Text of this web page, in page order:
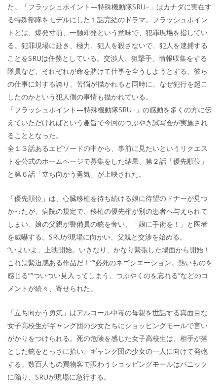
た。「フラッシュポイント—特殊機動隊SRU−」はカナダに実在す
る特殊部隊をモデルにした１話完結のドラマ。フラッシュポイン
トとは、爆発寸前、一触即発という意味で、犯罪現場を指してい
る。犯罪現場に赴き、極力、犯人を殺さないで、犯人を逮捕する
ことをSRUは任務としている。交渉人、狙撃手、情報収集をする
隊員など、それぞれが命を賭けて仕事を全うしようとする。彼ら
の仕事に対する誇り、苦悩が描かれると同時に、なぜ犯行を起こ
したのかという犯人側の事情も描かれている。
「フラッシュポイント—特殊機動隊SRU−」の感動を多くの方に伝
えていただければという趣旨で今回のつぶやき試写会が実施され
ることとなった。
全１３話あるエピソードの中から、事前に見たいというリクエス
トを公式のホームページで募集をした結果、第２話「優先順位」
と第６話「立ち向かう勇気」が上映された。
「優先順位」は、心臓移植を待ち続ける娘に待望のドナーが見つ
かったが、病院の規定で、移植の優先権が別の患者へ与えられて
しまい、娘の父親が警備員の銃を奪い、「娘に手術を！」と医者
を威嚇する。SRUが現場に向かい、父親と交渉を始める。
“いよいよ、上映開始。いきなり、かなり緊張した場面から開始！
これは緊迫感ある作品だ！”“必死のネゴシエーション。熱いものを
感じる”“ついつい見入ってしまう。つぶやくのを忘れる”などのコ
メントが続々、寄せられた。
「立ち向かう勇気」はアルコール中毒の母親を世話する真面目な
女子高校生がギャング団の少女たちにショッピングモールで言い
がかりをつけられる。死の危険を感じた女子高校生は、相手が落
とした銃をとっさに拾い、ギャング団の少女の一人に向けて発砲
する。数百人もの買物客で賑わうショッピングモールはパニック
に陥り、SRUが現場に急行する。